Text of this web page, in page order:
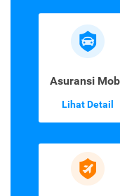
Asuransi
Lihat Detail